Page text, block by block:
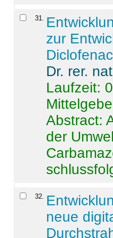
31.
zur
Diclofenac
Dr. rer.
Laufzeit:
Abstract:
der
32.
neue